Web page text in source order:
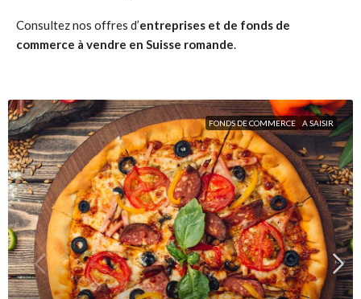
Consultez nos offres d’entreprises et de fonds de
commerce à vendre en Suisse romande.
FONDS DE COMMERCE A SAISIR